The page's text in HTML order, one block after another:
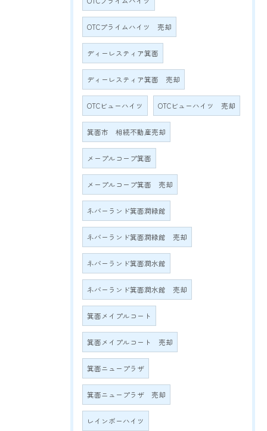
OTCプライムハイツ 売却
ディーレスティア箕面
ディーレスティア箕面 売却
OTCビューハイツ OTCビューハイツ 売却
箕面市 相続不動産売却
メープルコープ箕面
メープルコープ箕面 売却
ネバーランド箕面潤緑館
ネバーランド箕面潤緑館 売却
ネバーランド箕面潤水館
ネバーランド箕面潤水館 売却
箕面メイプルコート
箕面メイプルコート 売却
箕面ニュープラザ
箕面ニュープラザ 売却
レインボーハイツ